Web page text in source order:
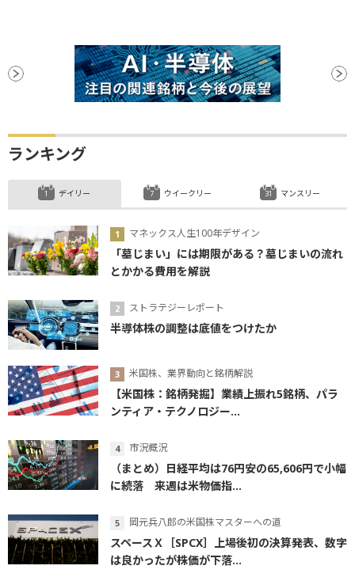
ランキング
デイリー
マネックス人生100年デザイン
「墓じまい」には期限がある？墓じまいの流れ
とかかる費用を解説
ストラテジーレポート
半導体株の調整は底値をつけたか
米国株、業界動向と銘柄解説
【米国株：銘柄発掘】業績上振れ5銘柄、パラ
ンティア・テクノロジー...
市況概況
（まとめ）日経平均は76円安の65,606円で小幅
に続落 来週は米物価指...
岡元兵八郎の米国株マスターへの道
スペースＸ［SPCX］上場後初の決算発表、数字
は良かったが株価が下落...
ウイークリー マンスリー